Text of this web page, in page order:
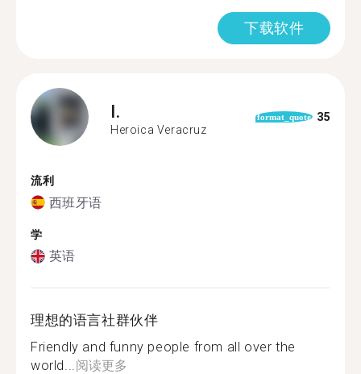
下载软件
I.
Heroica Veracruz
format_quote 35
流利
西班牙语
学
英语
理想的语言社群伙伴
Friendly and funny people from all over the
world...阅读更多